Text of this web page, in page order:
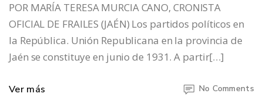
POR MARÍA TERESA MURCIA CANO, CRONISTA
OFICIAL DE FRAILES (JAÉN) Los partidos políticos en
la República. Unión Republicana en la provincia de
Jaén se constituye en junio de 1931. A partir[…]
Ver más No Comments